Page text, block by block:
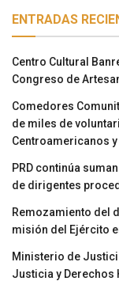
ENTRADAS
Centro Cultural
Congreso de
Comedores
de miles de
Centroamericanos
PRD continúa
de dirigentes
Remozamiento del
misión del Ejército
Ministerio de
Justicia y Derechos